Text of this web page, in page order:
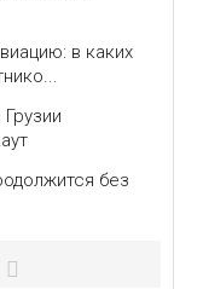
в каких
без